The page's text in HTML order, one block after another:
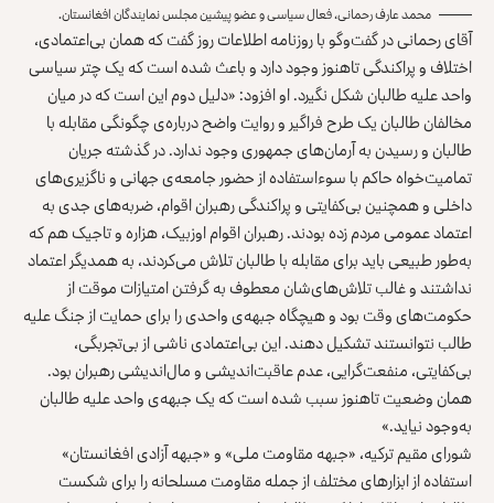
محمد عارف رحمانی، فعال سیاسی و عضو پیشین مجلس نمایندگان افغانستان.
آقای رحمانی در گفت‌وگو با روزنامه اطلاعات روز گفت که همان بی‌اعتمادی،
اختلاف و پراکندگی تاهنوز وجود دارد و باعث شده است که یک چتر سیاسی
واحد علیه طالبان شکل نگیرد. او افزود: «دلیل دوم این است که در میان
مخالفان طالبان یک طرح فراگیر و روایت واضح درباره‌ی چگونگی مقابله با
طالبان و رسیدن به آرمان‌های جمهوری وجود ندارد. در گذشته جریان
تمامیت‌خواه حاکم با سوءاستفاده از حضور جامعه‌ی جهانی و ناگزیری‌های
داخلی و همچنین بی‌کفایتی و پراکندگی رهبران اقوام، ضربه‌های جدی به
اعتماد عمومی مردم زده بودند. رهبران اقوام اوزبیک، هزاره و تاجیک هم که
به‌طور طبیعی باید برای مقابله با طالبان تلاش می‌کردند، به همدیگر اعتماد
نداشتند و غالب تلاش‌های‌شان معطوف به گرفتن امتیازات موقت از
حکومت‌های وقت بود و هیچگاه جبهه‌ی واحدی را برای حمایت از جنگ علیه
طالب نتوانستند تشکیل دهند. این بی‌اعتمادی ناشی از بی‌تجربگی،
بی‌کفایتی، منفعت‌گرایی، عدم عاقبت‌اندیشی و مال‌اندیشی رهبران بود.
همان وضعیت تاهنوز سبب شده است که یک جبهه‌ی واحد علیه طالبان
به‌وجود نیاید.»
شورای مقیم ترکیه، «جبهه مقاومت ملی» و «جبهه آزادی افغانستان»
استفاده از ابزارهای مختلف از جمله مقاومت مسلحانه را برای شکست